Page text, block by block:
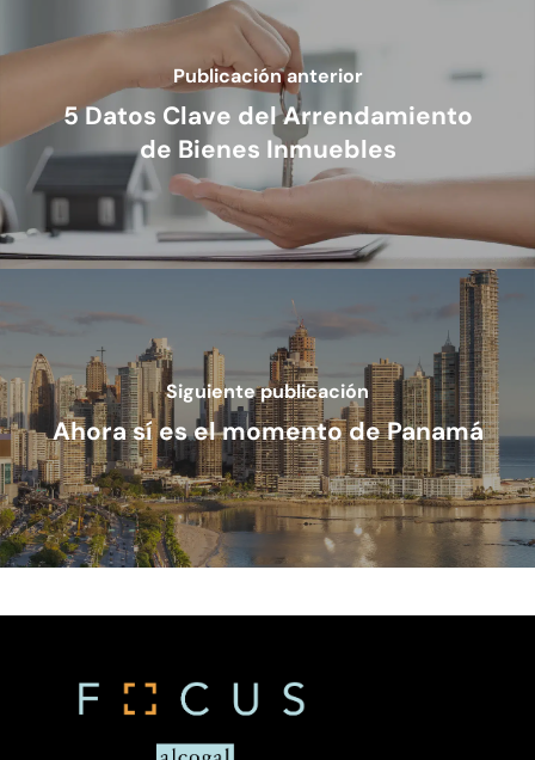
Publicación anterior
5 Datos Clave del Arrendamiento
de Bienes Inmuebles
Siguiente publicación
Ahora sí es el momento de Panamá
Cumplimiento
Cumplimiento –
Internacionales
Fusiones Y
Fiscal
Judicial – Código
Civil
Legaltech
Marcas
Marítimo
Migración